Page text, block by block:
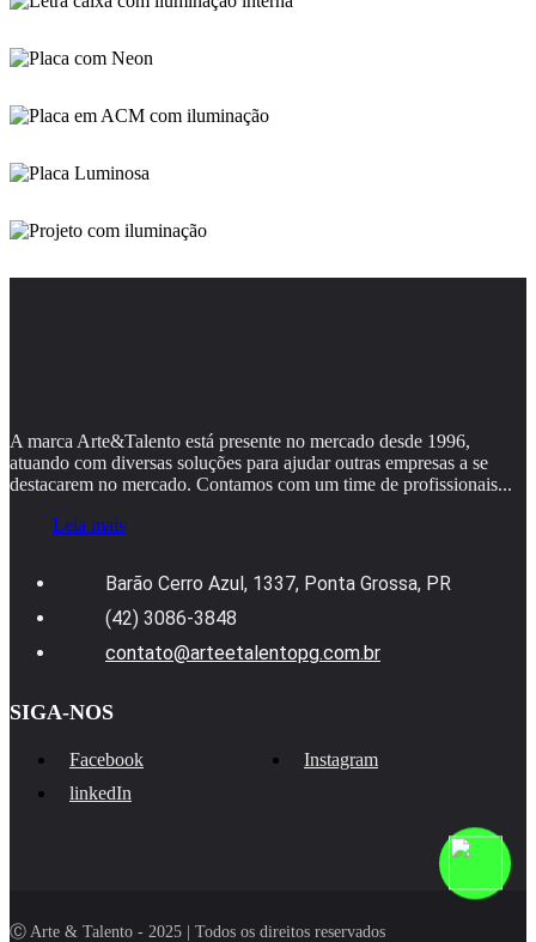
A marca Arte&Talento está presente no mercado desde 1996,
atuando com diversas soluções para ajudar outras empresas a se
destacarem no mercado. Contamos com um time de profissionais...
Leia mais
Barão Cerro Azul, 1337, Ponta Grossa, PR
(42) 3086-3848
contato@arteetalentopg.com.br
SIGA-NOS
Facebook
Instagram
linkedIn
Ⓒ Arte & Talento - 2025 | Todos os direitos reservados